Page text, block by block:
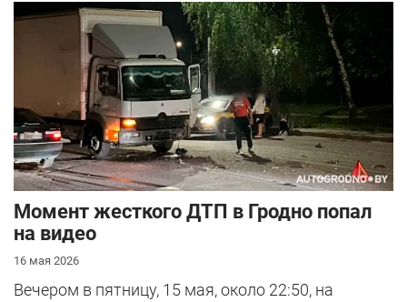
Момент жесткого ДТП в Гродно попал
на видео
16 мая 2026
Вечером в пятницу, 15 мая, около 22:50, на